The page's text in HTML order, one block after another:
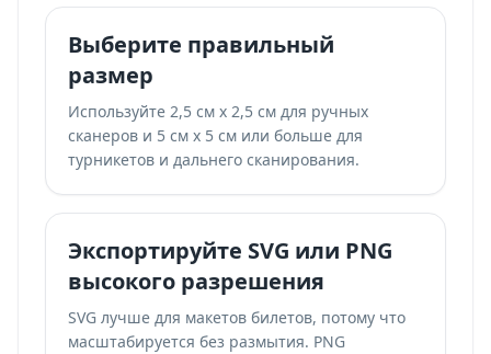
Выберите правильный
размер
Используйте 2,5 см x 2,5 см для ручных
сканеров и 5 см x 5 см или больше для
турникетов и дальнего сканирования.
Экспортируйте SVG или PNG
высокого разрешения
SVG лучше для макетов билетов, потому что
масштабируется без размытия. PNG